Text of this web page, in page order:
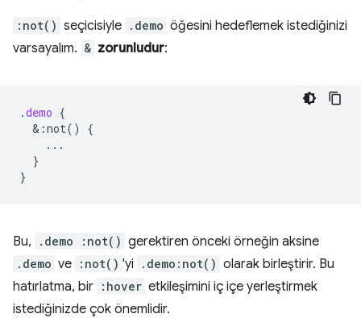
:not() seçicisiyle .demo öğesini hedeflemek istediğinizi
varsayalım. & zorunludur:
.demo {
& :not()
{
...
}
}
Bu, .demo :not() gerektiren önceki örneğin aksine
.demo ve :not() 'yi .demo:not() olarak birleştirir. Bu
hatırlatma, bir :hover etkileşimini iç içe yerleştirmek
istediğinizde çok önemlidir.